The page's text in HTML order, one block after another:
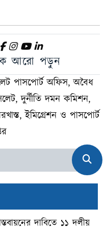
আরো পড়ুন
পাসপোর্ট অফিস, অবৈধ
দুর্নীতি দমন কমিশন,
ইমিগ্রেশন ও পাসপোর্ট
দাবিতে ১১ দলীয়